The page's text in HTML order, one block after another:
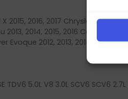
2015, 2016, 2017 Chrysler 200
2014, 2015, 2016 Cadillac ATS
Evoque 2012, 2013, 2014 Land
TDV6 5.0L V8 3.0L SCV6 SCV6